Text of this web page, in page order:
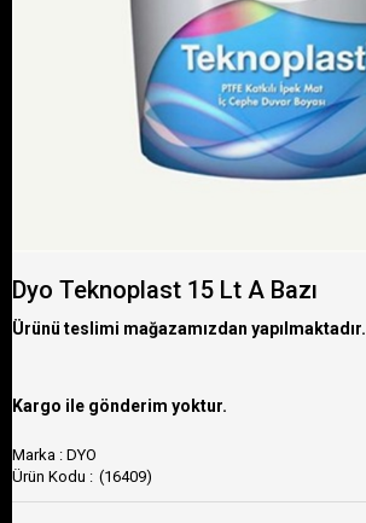
Dyo Teknoplast 15 Lt A Bazı
Ürünü teslimi mağazamızdan yapılmaktadır.
Kargo ile gönderim yoktur.
Marka : DYO
(16409)